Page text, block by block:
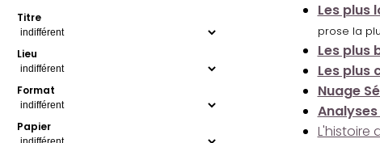
Titre
Lieu
Format
Papier
Les plus
prose la
Les plus
Les plus
Nuage
L'histoire